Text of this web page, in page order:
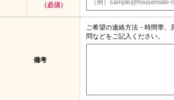
（必須）
備考
ご希望の連絡方法・時間帯、
問などをご記入ください。